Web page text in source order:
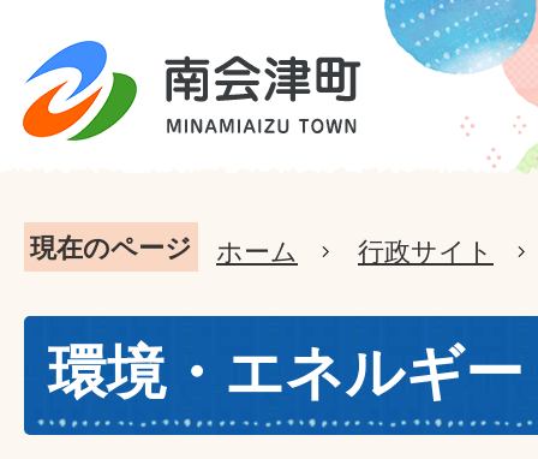
現在のページ ホーム 行政サイト
環境・エネルギー